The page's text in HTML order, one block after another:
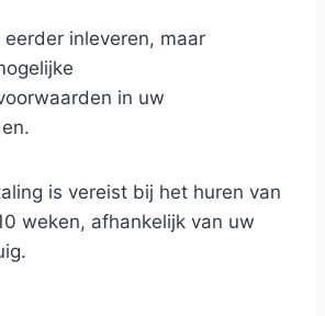
inleveren, maar
in uw
is vereist bij het huren van
weken, afhankelijk van uw